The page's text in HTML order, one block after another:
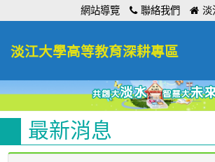
網站導覽 聯絡我們 淡
淡江大學高等教育深耕專區
最新消息